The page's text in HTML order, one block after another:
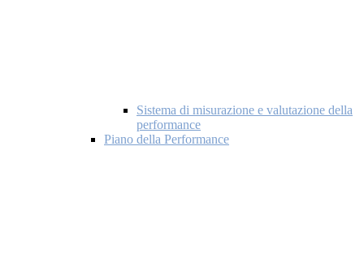
Sistema di misurazione e valutazione della
performance
Piano della Performance